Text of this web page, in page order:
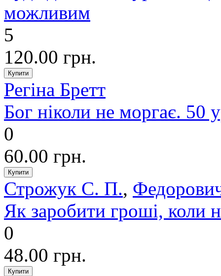
можливим
5
120.00 грн.
Регіна Бретт
Бог ніколи не моргає. 50
0
60.00 грн.
Строжук С. П.,
Як заробити гроші, коли
0
48.00 грн.